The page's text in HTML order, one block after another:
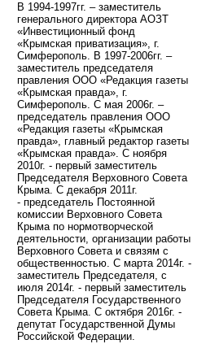
В 1994-1997гг. – заместитель
генерального директора АОЗТ
«Инвестиционный фонд
«Крымская приватизация», г.
Симферополь. В 1997-2006гг. –
заместитель председателя
правления ООО «Редакция газеты
«Крымская правда», г.
Симферополь. С мая 2006г. –
председатель правления ООО
«Редакция газеты «Крымская
правда», главный редактор газеты
«Крымская правда». С ноября
2010г. - первый заместитель
Председателя Верховного Совета
Крыма. С декабря 2011г.
- председатель Постоянной
комиссии Верховного Совета
Крыма по нормотворческой
деятельности, организации работы
Верховного Совета и связям с
общественностью. С марта 2014г. -
заместитель Председателя, с
июля 2014г. - первый заместитель
Председателя Государственного
Совета Крыма. С октября 2016г. -
депутат Государственной Думы
Российской Федерации.